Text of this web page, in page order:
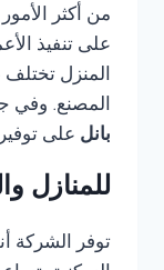
من أكثر
على تنفيذ
المنزل
المصنع. وفي
بانل على
للمنازل
توفر الشركة